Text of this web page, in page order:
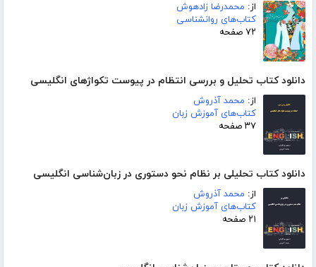
از: محمدرضا زادهوش
کتاب‌های روانشناسی
۷۲ صفحه
دانلود کتاب تحلیل و بررسی انتظام در پیوست تکواژهای انگلیسی
از: محمد آذروش
کتاب‌های آموزش زبان
۳۷ صفحه
دانلود کتاب تحلیلی بر نظام نحو دستوری در زبان‌شناسی انگلیسی
از: محمد آذروش
کتاب‌های آموزش زبان
۲۱ صفحه